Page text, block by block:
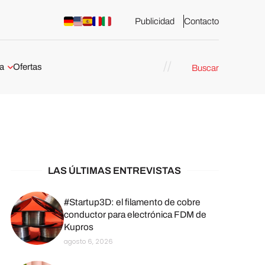
Publicidad Contacto
3D en
Ofertas Buscar
LAS ÚLTIMAS ENTREVISTAS
#Startup3D: el filamento de cobre
conductor para electrónica FDM de
Kupros
agosto 6, 2026